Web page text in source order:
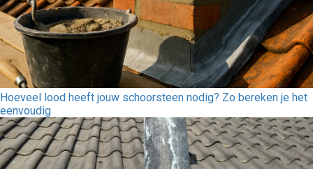
Hoeveel lood heeft jouw schoorsteen nodig? Zo bereken je het
eenvoudig